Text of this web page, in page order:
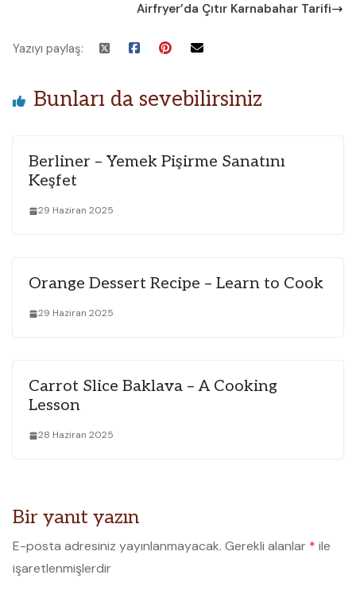
Airfryer’da Çıtır Karnabahar Tarifi
Yazıyı paylaş:
Bunları da sevebilirsiniz
Berliner – Yemek Pişirme Sanatını
Keşfet
29 Haziran 2025
Orange Dessert Recipe – Learn to Cook
29 Haziran 2025
Carrot Slice Baklava – A Cooking
Lesson
28 Haziran 2025
Bir yanıt yazın
E-posta adresiniz yayınlanmayacak. Gerekli alanlar * ile
işaretlenmişlerdir